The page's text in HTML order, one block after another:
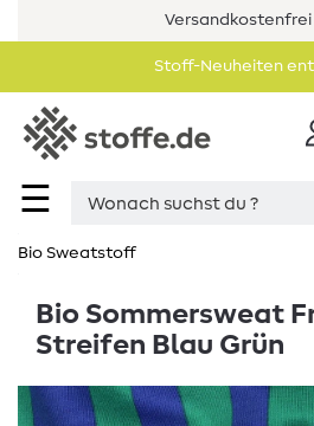
Versandkostenfrei
Stoff-Neuheiten
☰
Bio Sweatstoff
Bio Sommersweat
Streifen Blau Grün